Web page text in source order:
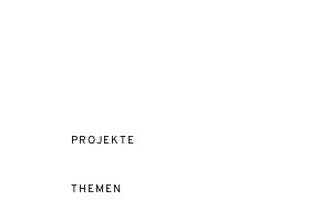
PROJEKTE
THEMEN